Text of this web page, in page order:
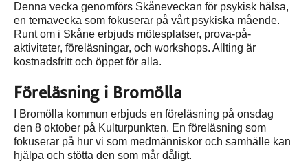
Denna vecka genomförs Skåneveckan för psykisk hälsa,
en temavecka som fokuserar på vårt psykiska mående.
Runt om i Skåne erbjuds mötesplatser, prova-på-
aktiviteter, föreläsningar, och workshops. Allting är
kostnadsfritt och öppet för alla.
Föreläsning i Bromölla
I Bromölla kommun erbjuds en föreläsning på onsdag
den 8 oktober på Kulturpunkten. En föreläsning som
fokuserar på hur vi som medmänniskor och samhälle kan
hjälpa och stötta den som mår dåligt.